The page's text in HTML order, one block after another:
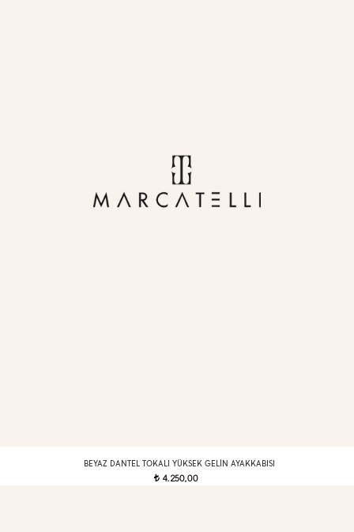
BEYAZ DANTEL TOKALI YÜKSEK GELIN AYAKKABISI
t 4.250,00